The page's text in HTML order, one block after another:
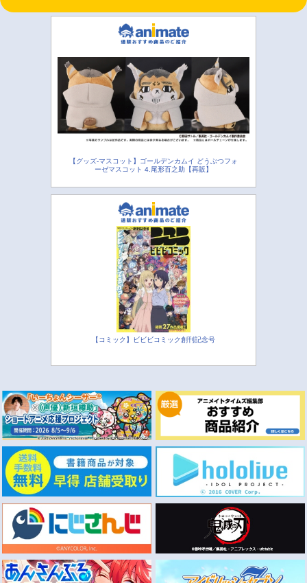
【グッズ-マスコット】ゴールデンカムイ どうぶつフォ
ーゼマスコット 4.尾形百之助【再販】
【コミック】ビビビコミック創刊記念号